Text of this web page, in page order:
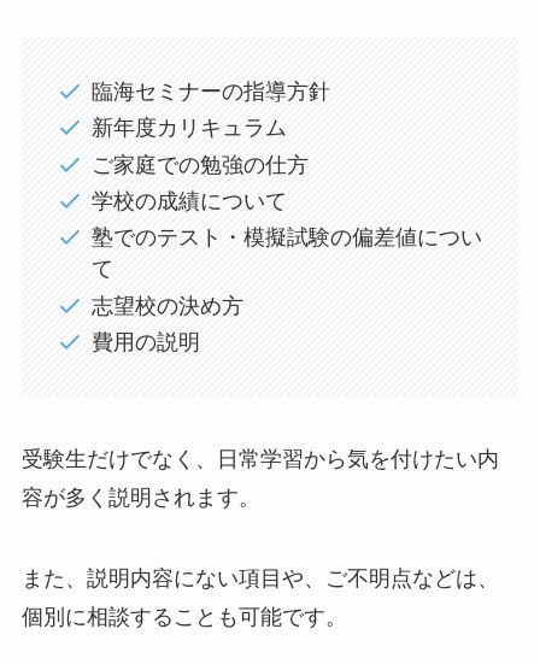
臨海セミナーの指導方針
新年度カリキュラム
ご家庭での勉強の仕方
学校の成績について
塾でのテスト・模擬試験の偏差値につい
て
志望校の決め方
費用の説明
受験生だけでなく、日常学習から気を付けたい内
容が多く説明されます。
また、説明内容にない項目や、ご不明点などは、
個別に相談することも可能です。